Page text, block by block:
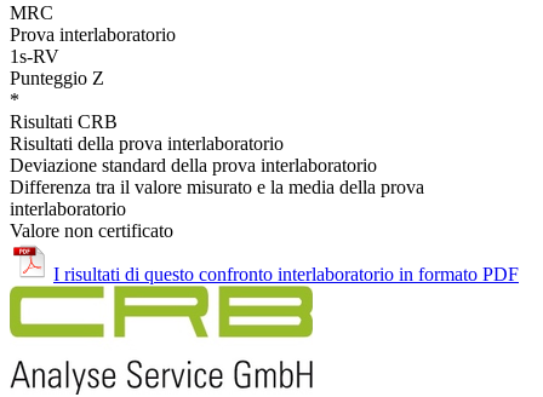
MRC
Prova interlaboratorio
1s-RV
Punteggio Z
*
Risultati CRB
Risultati della prova interlaboratorio
Deviazione standard della prova interlaboratorio
Differenza tra il valore misurato e la media della prova
interlaboratorio
Valore non certificato
I risultati di questo confronto interlaboratorio in formato PDF